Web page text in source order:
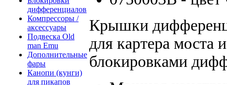
дифференциалов
Компрессоры /
аксессуары
Подвеска Old
man Emu
Дополнительные
фары
Канопи (кунги)
для пикапов
Крышки
для картера моста
блокировками